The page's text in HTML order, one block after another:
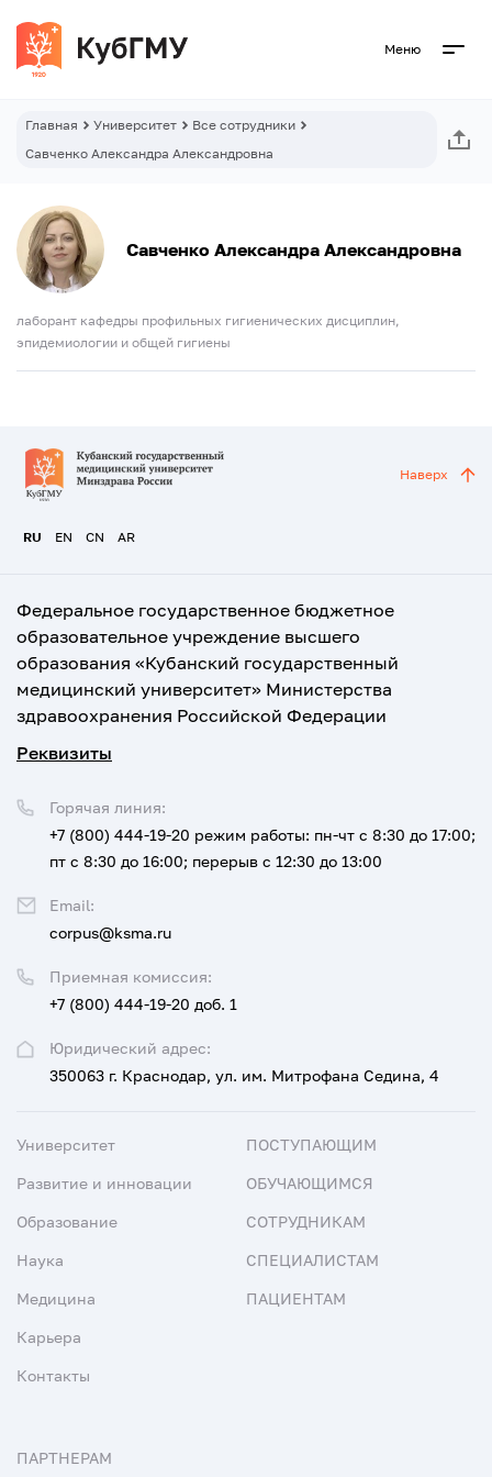
Меню
Главная Университет
Все сотрудники
Савченко Александра Александровна
Савченко Александра Александровна
лаборант кафедры профильных гигиенических дисциплин,
эпидемиологии и общей гигиены
RU EN CN AR
Наверх
Федеральное государственное бюджетное
образовательное учреждение высшего
образования «Кубанский государственный
медицинский университет» Министерства
здравоохранения Российской Федерации
Реквизиты
Юридический адрес:
350063 г. Краснодар, ул. им. Митрофана Седина, 4
Приемная комиссия:
+7 (800) 444-19-20 доб. 1
Горячая линия:
+7 (800) 444-19-20 режим работы: пн-чт с 8:30 до 17:00;
пт с 8:30 до 16:00; перерыв с 12:30 до 13:00
Email:
corpus@ksma.ru
Университет
Развитие и инновации
Образование
Наука
Медицина
Карьера
Контакты
ПОСТУПАЮЩИМ
ОБУЧАЮЩИМСЯ
СОТРУДНИКАМ
СПЕЦИАЛИСТАМ
ПАЦИЕНТАМ
ПАРТНЕРАМ